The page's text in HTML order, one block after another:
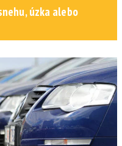
úzka alebo